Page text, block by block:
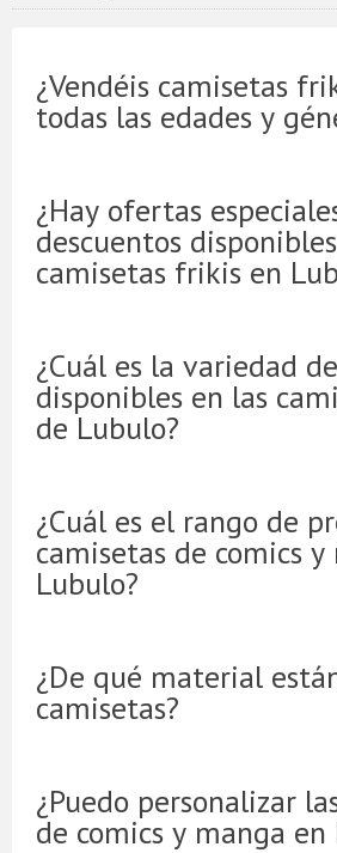
¿Vendéis camisetas
todas las edades y
¿Hay ofertas
descuentos
camisetas frikis en
¿Cuál es la variedad
disponibles en las
de Lubulo?
¿Cuál es el rango de
camisetas de comics
Lubulo?
¿De qué material
camisetas?
¿Puedo personalizar
de comics y manga en